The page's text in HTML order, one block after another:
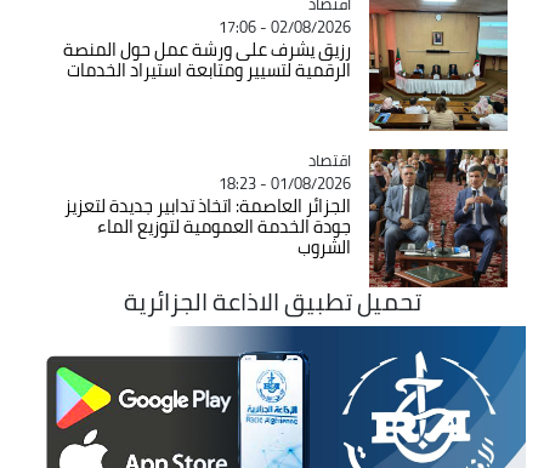
02/08/2026 - 17:06
رزيق يشرف على ورشة عمل حول المنصة
الرقمية لتسيير ومتابعة استيراد الخدمات
Catégorie
اقتصاد
01/08/2026 - 18:23
الجزائر العاصمة: اتخاذ تدابير جديدة لتعزيز
جودة الخدمة العمومية لتوزيع الماء
الشروب
تحميل تطبيق الاذاعة الجزائرية